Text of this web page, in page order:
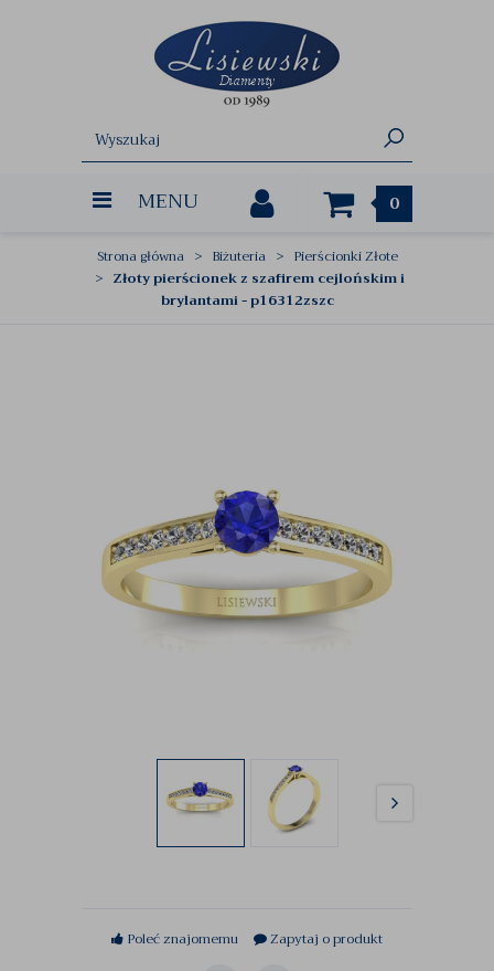
MENU 0
Strona główna Biżuteria
Pierścionki Złote
Złoty pierścionek z szafirem cejlońskim i
brylantami - p16312zszc
Poleć znajomemu Zapytaj o produkt